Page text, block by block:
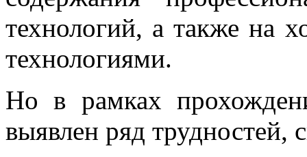
технологий, а также на
технологиями.
Но в рамках
выявлен ряд трудностей,